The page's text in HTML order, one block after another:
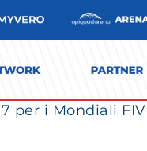
per i Mondiali